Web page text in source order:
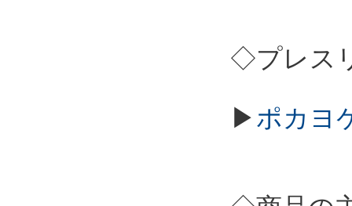
◇プレス
▶ポカヨ